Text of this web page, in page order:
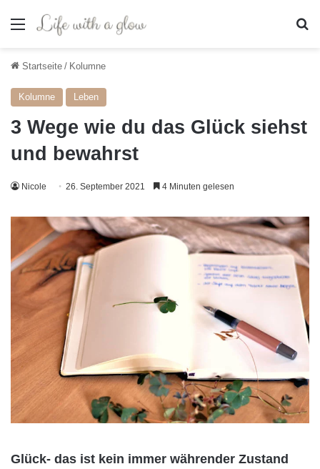
Menü
Startseite / Kolumne
Kolumne Leben
3 Wege wie du das Glück siehst
und bewahrst
Nicole 26. September 2021 4 Minuten gelesen
Glück- das ist kein immer währender Zustand